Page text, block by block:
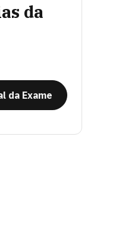
da
da Exame